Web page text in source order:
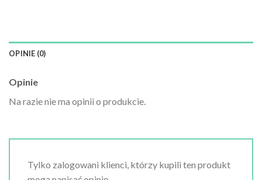
OPINIE (0)
Opinie
Na razie nie ma opinii o produkcie.
Tylko zalogowani klienci, którzy kupili ten produkt